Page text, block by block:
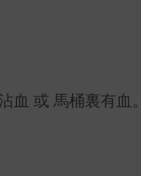
血 或 馬桶裏有血